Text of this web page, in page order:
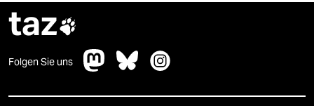
taz
Folgen Sie uns